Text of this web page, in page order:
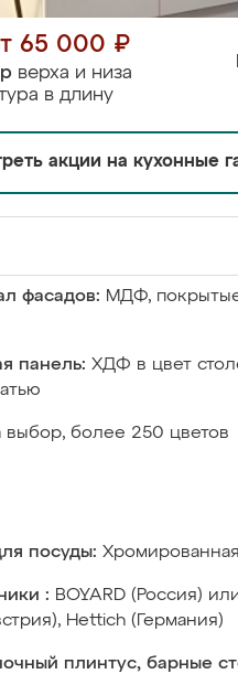
65 000 ₽
верха и низа
в длину
акции на кухонные
фасадов: МДФ,
панель: ХДФ в цвет
выбор, более 250 цветов
посуды: Хромированная
: BOYARD (Россия)
Hettich (Германия)
плинтус, барные